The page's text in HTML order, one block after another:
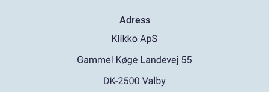
Adress